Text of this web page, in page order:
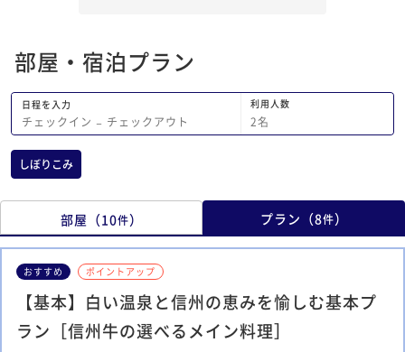
でしたが、長時間入ることができる温度
た。 大浴場は内湯と露天風呂で泉質が
異なり、それぞれ入り比べができ、有馬
温泉を思い出させるものでした。 料理
は、季節の山のものを中心に適温、適量
で提供され、夕食も朝食も大変満足しま
もなく（あえてあげるなら、部屋の露天
風呂がもう少し熱めだとよかったです
が、これは好みの範疇ですし、加温なし
の源泉掛け流しならではのことでしょ
らせてもたいたいお宿でした。
部屋・宿泊プラン
日程を入力
チェックイン − チェックアウト
利用人数
2名
しぼりこみ
部屋 （10件） プラン （8件）
おすすめ ポイントアップ
【基本】白い温泉と信州の恵みを愉しむ基本プ
ラン［信州牛の選べるメイン料理］